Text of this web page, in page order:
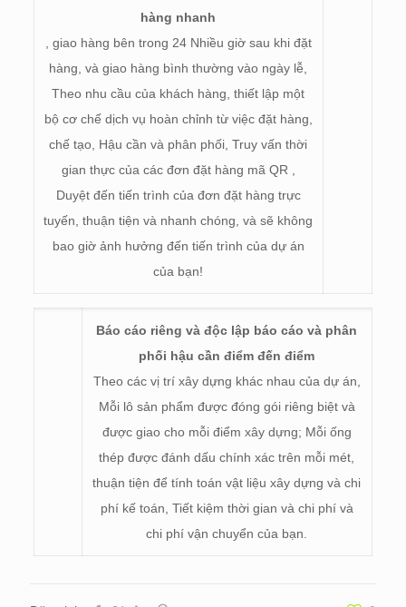
hàng nhanh
, giao hàng bên trong 24 Nhiều giờ sau khi đặt
hàng, và giao hàng bình thường vào ngày lễ,
Theo nhu cầu của khách hàng, thiết lập một
bộ cơ chế dịch vụ hoàn chỉnh từ việc đặt hàng,
chế tạo, Hậu cần và phân phối, Truy vấn thời
gian thực của các đơn đặt hàng mã QR ,
Duyệt đến tiến trình của đơn đặt hàng trực
tuyến, thuận tiện và nhanh chóng, và sẽ không
bao giờ ảnh hưởng đến tiến trình của dự án
của bạn!
Báo cáo riêng và độc lập báo cáo và phân
phối hậu cần điểm đến điểm
Theo các vị trí xây dựng khác nhau của dự án,
Mỗi lô sản phẩm được đóng gói riêng biệt và
được giao cho mỗi điểm xây dựng; Mỗi ống
thép được đánh dấu chính xác trên mỗi mét,
thuận tiện để tính toán vật liệu xây dựng và chi
phí kế toán, Tiết kiệm thời gian và chi phí và
chi phí vận chuyển của bạn.